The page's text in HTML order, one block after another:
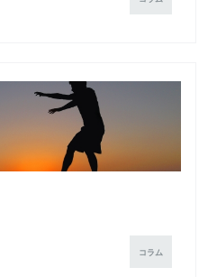
コラム